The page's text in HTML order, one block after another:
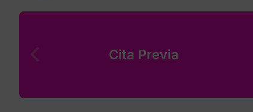
Cita Previa